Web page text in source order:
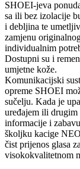
SHOEI-jeva
sa ili bez izolacije
i debljina te
zamjenu
individualnim
Dostupni su i
umjetne kože.
Komunikacijski
opreme SHOEI
sučelju. Kada je
uređajem ili
informacije i
školjku kacige
čist prijenos glasa
visokokvalitetnom